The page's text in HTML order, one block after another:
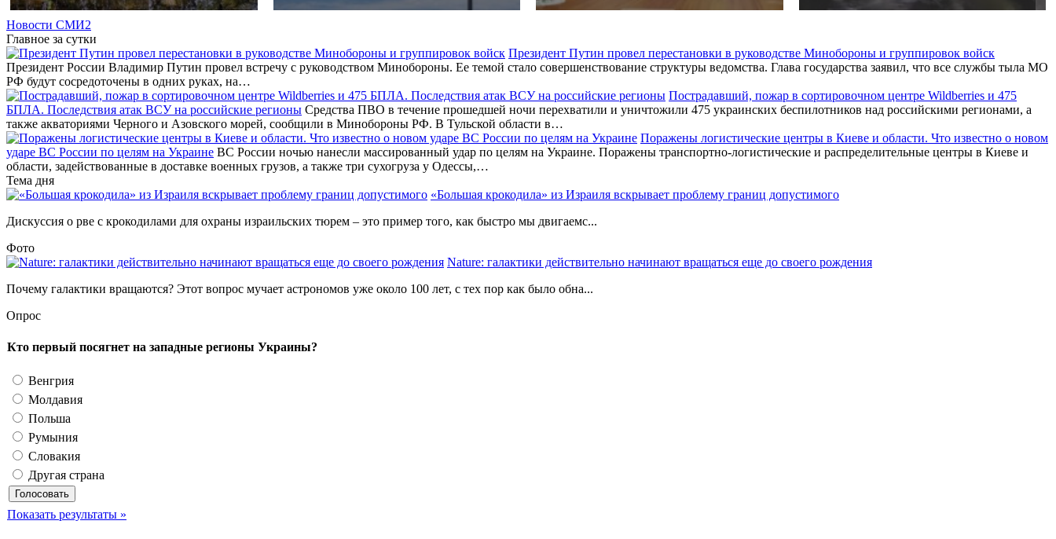
Новости СМИ2
Главное за сутки
Президент Путин провел перестановки в руководстве Минобороны и группировок войск
Президент России Владимир Путин провел встречу с руководством Минобороны. Ее темой стало совершенствование структуры ведомства. Глава государства заявил, что все службы тыла МО
РФ будут сосредоточены в одних руках, на…
Пострадавший, пожар в сортировочном центре Wildberries и 475
БПЛА. Последствия атак ВСУ на российские регионы Средства ПВО в течение прошедшей ночи перехватили и уничтожили 475 украинских беспилотников над российскими регионами, а
также акваториями Черного и Азовского морей, сообщили в Минобороны РФ. В Тульской области в…
Поражены логистические центры в Киеве и области. Что известно о новом
ударе ВС России по целям на Украине ВС России ночью нанесли массированный удар по целям на Украине. Поражены транспортно-логистические и распределительные центры в Киеве и
области, задействованные в доставке военных грузов, а также три сухогруза у Одессы,…
Тема дня
«Большая крокодила» из Израиля вскрывает проблему границ допустимого
Дискуссия о рве с крокодилами для охраны израильских тюрем – это пример того, как быстро мы двигаемс...
Фото
Nature: галактики действительно начинают вращаться еще до своего рождения
Почему галактики вращаются? Этот вопрос мучает астрономов уже около 100 лет, с тех пор как было обна...
Опрос
Кто первый посягнет на западные регионы Украины?
Венгрия
Молдавия
Польша
Румыния
Словакия
Другая страна
Показать результаты »